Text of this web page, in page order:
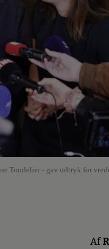
Tondelier - gav udtryk for
Af